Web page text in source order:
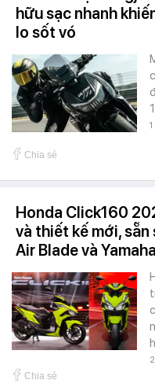
hữu sạc nhanh
lo sốt vó
Chia sẻ
Honda Click160
và thiết kế mới,
Air Blade và
Chia sẻ